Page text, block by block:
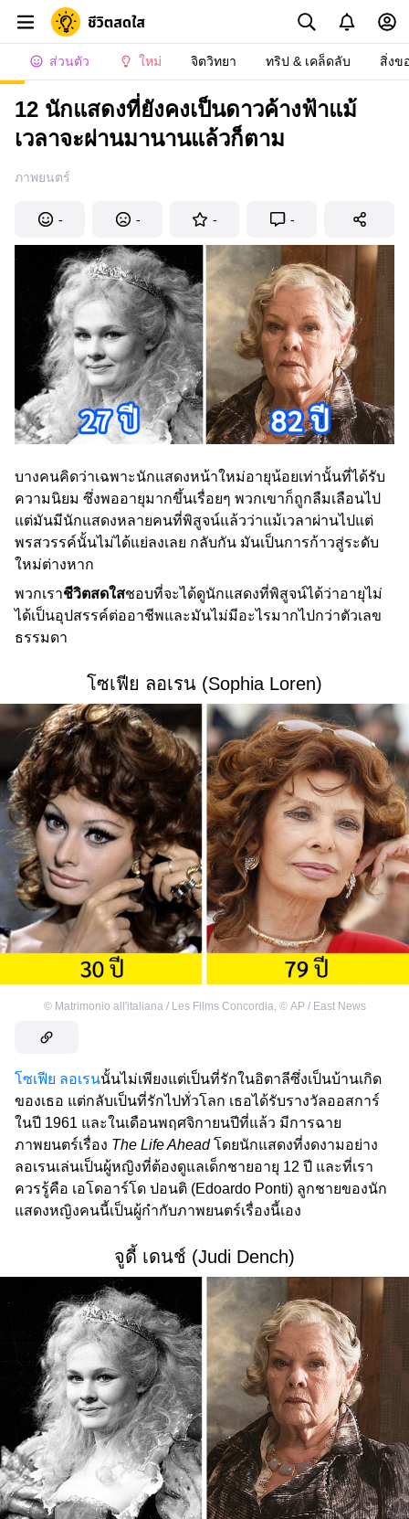
ส่วนตัว ใหม่ จิตวิทยา ทริป & เคล็ดลับ สิ่งข
12 นักแสดงที่ยังคงเป็นดาวค้างฟ้าแม้
เวลาจะผ่านมานานแล้วก็ตาม
ภาพยนตร์
- - - -
บางคนคิดว่าเฉพาะนักแสดงหน้าใหม่อายุน้อยเท่านั้นที่ได้รับ
ความนิยม ซึ่งพออายุมากขึ้นเรื่อยๆ พวกเขาก็ถูกลืมเลือนไป
แต่มันมีนักแสดงหลายคนที่พิสูจน์แล้วว่าแม้เวลาผ่านไปแต่
พรสวรรค์นั้นไม่ได้แย่ลงเลย กลับกัน มันเป็นการก้าวสู่ระดับ
ใหม่ต่างหาก
พวกเราชีวิตสดใสชอบที่จะได้ดูนักแสดงที่พิสูจน์ได้ว่าอายุไม่
ได้เป็นอุปสรรค์ต่ออาชีพและมันไม่มีอะไรมากไปกว่าตัวเลข
ธรรมดา
โซเฟีย ลอเรน (Sophia Loren)
© Matrimonio all'italiana / Les Films Concordia, © AP / East News
โซเฟีย ลอเรนนั้นไม่เพียงแต่เป็นที่รักในอิตาลีซึ่งเป็นบ้านเกิด
ของเธอ แต่กลับเป็นที่รักไปทั่วโลก เธอได้รับรางวัลออสการ์
ในปี 1961 และในเดือนพฤศจิกายนปีที่แล้ว มีการฉาย
ภาพยนตร์เรื่อง The Life Ahead โดยนักแสดงที่งดงามอย่าง
ลอเรนเล่นเป็นผู้หญิงที่ต้องดูแลเด็กชายอายุ 12 ปี และที่เรา
ควรรู้คือ เอโดอาร์โด ปอนติ (Edoardo Ponti) ลูกชายของนัก
แสดงหญิงคนนี้เป็นผู้กำกับภาพยนตร์เรื่องนี้เอง
จูดี้ เดนช์ (Judi Dench)